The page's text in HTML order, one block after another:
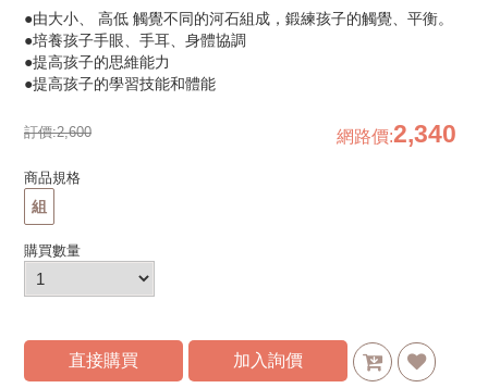
●由大小、 高低 觸覺不同的河石組成，鍛練孩子的觸覺、平衡。
●培養孩子手眼、手耳、身體協調
●提高孩子的思維能力
●提高孩子的學習技能和體能
訂價:2,600 網路價:2,340
商品規格
組
購買數量
直接購買 加入詢價